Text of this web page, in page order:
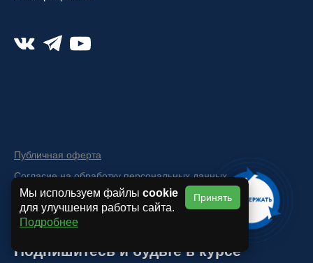
Публичная оферта
Согласие на обработку персональных данных
Политика конфиденциальности
Подпишитесь и будьте в курсе
Мы используем файлы cookie
для улучшения работы сайта.
Подробнее
Принять